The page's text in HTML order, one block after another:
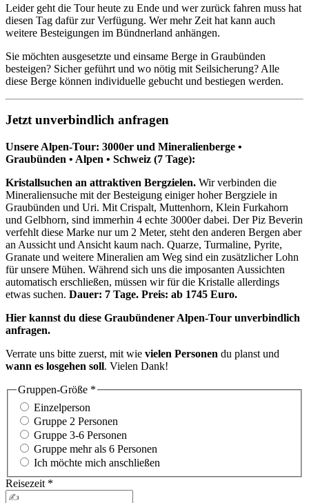
Leider geht die Tour heute zu Ende und wer zurück fahren muss hat
diesen Tag dafür zur Verfügung. Wer mehr Zeit hat kann auch
weitere Besteigungen im Bündnerland anhängen.
Sie möchten ausgesetzte und einsame Berge in Graubünden
besteigen? Sicher geführt und wo nötig mit Seilsicherung? Alle
diese Berge können individuelle gebucht und bestiegen werden.
Jetzt unverbindlich anfragen
Unsere Alpen-Tour: 3000er und Mineralienberge •
Graubünden • Alpen • Schweiz (7 Tage):
Kristallsuchen an attraktiven Bergzielen. Wir verbinden die
Mineraliensuche mit der Besteigung einiger hoher Bergziele in
Graubünden und Uri. Mit Crispalt, Muttenhorn, Klein Furkahorn
und Gelbhorn, sind immerhin 4 echte 3000er dabei. Der Piz Beverin
verfehlt diese Marke nur um 2 Meter, steht den anderen Bergen aber
an Aussicht und Ansicht kaum nach. Quarze, Turmaline, Pyrite,
Granate und weitere Mineralien am Weg sind ein zusätzlicher Lohn
für unsere Mühen. Während sich uns die imposanten Aussichten
automatisch erschließen, müssen wir für die Kristalle allerdings
etwas suchen. Dauer: 7 Tage. Preis: ab 1745 Euro.
Hier kannst du diese Graubündener Alpen-Tour unverbindlich
anfragen.
Verrate uns bitte zuerst, mit wie vielen Personen du planst und
wann es losgehen soll. Vielen Dank!
Gruppen-Größe *
Einzelperson
Gruppe 2 Personen
Gruppe 3-6 Personen
Gruppe mehr als 6 Personen
Ich möchte mich anschließen
Reisezeit *